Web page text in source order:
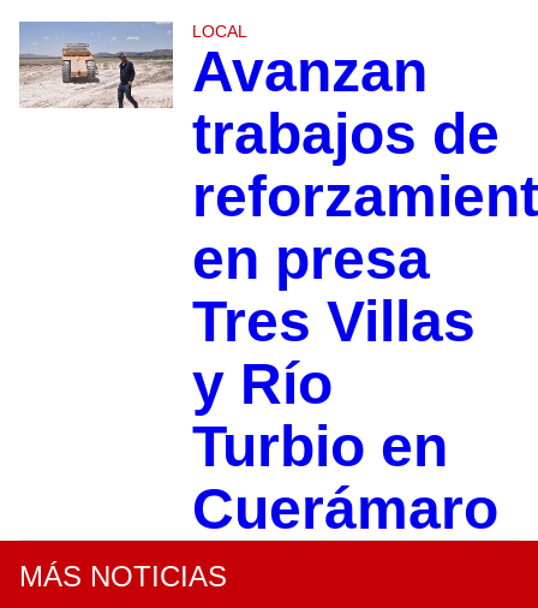
LOCAL
Avanzan
trabajos de
en presa
Tres Villas
y Río
Turbio en
Cuerámaro
MÁS NOTICIAS